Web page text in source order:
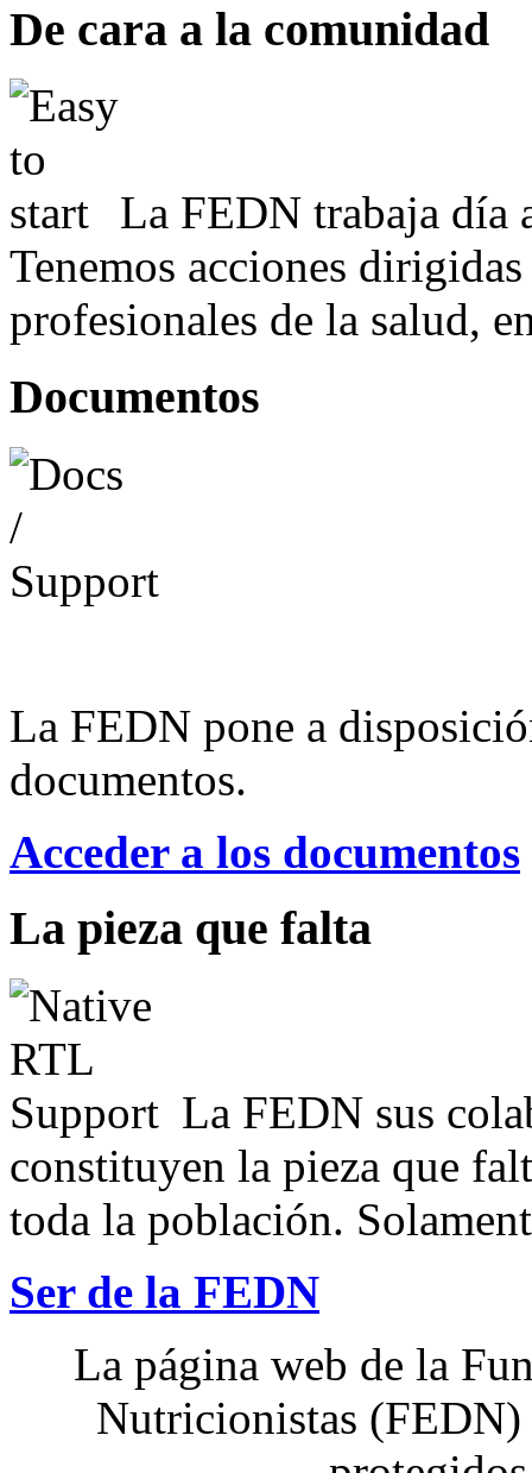
De cara a la comunidad
La FEDN trabaja día
Tenemos acciones
profesionales de la salud,
Documentos
La FEDN pone a
documentos.
Acceder a los documentos
La pieza que falta
La FEDN sus
constituyen la pieza que
toda la población.
Ser de la FEDN
La página web de la
Nutricionistas (FEDN)